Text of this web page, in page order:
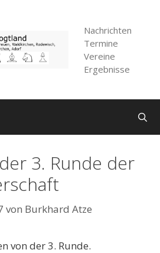
Nachrichten
Termine
Vereine
Ergebnisse
3. Runde der
von Burkhard Atze
von der 3. Runde.